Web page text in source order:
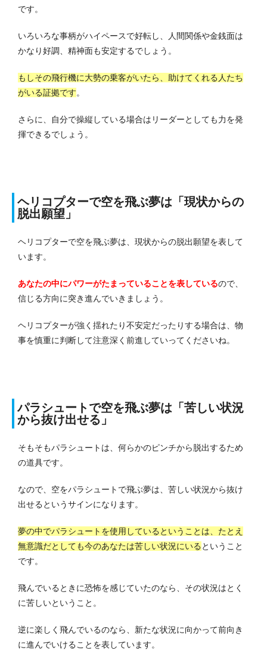
です。
いろいろな事柄がハイペースで好転し、人間関係や金銭面は
かなり好調、精神面も安定するでしょう。
もしその飛行機に大勢の乗客がいたら、助けてくれる人たち
がいる証拠です。
さらに、自分で操縦している場合はリーダーとしても力を発
揮できるでしょう。
ヘリコプターで空を飛ぶ夢は「現状からの
脱出願望」
ヘリコプターで空を飛ぶ夢は、現状からの脱出願望を表して
います。
あなたの中にパワーがたまっていることを表しているので、
信じる方向に突き進んでいきましょう。
ヘリコプターが強く揺れたり不安定だったりする場合は、物
事を慎重に判断して注意深く前進していってくださいね。
パラシュートで空を飛ぶ夢は「苦しい状況
から抜け出せる」
そもそもパラシュートは、何らかのピンチから脱出するため
の道具です。
なので、空をパラシュートで飛ぶ夢は、苦しい状況から抜け
出せるというサインになります。
夢の中でパラシュートを使用しているということは、たとえ
無意識だとしても今のあなたは苦しい状況にいる ということ
です。
飛んでいるときに恐怖を感じていたのなら、その状況はとく
に苦しいということ。
逆に楽しく飛んでいるのなら、新たな状況に向かって前向き
に進んでいけることを表しています。